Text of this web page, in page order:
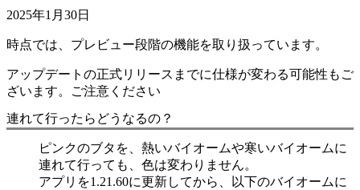
2025年1月30日
時点では、プレビュー段階の機能を取り扱っています。
アップデートの正式リリースまでに仕様が変わる可能性もご
ざいます。ご注意ください
連れて行ったらどうなるの？
ピンクのブタを、熱いバイオームや寒いバイオームに
連れて行っても、色は変わりません。
アプリを1.21.60に更新してから、以下のバイオームに